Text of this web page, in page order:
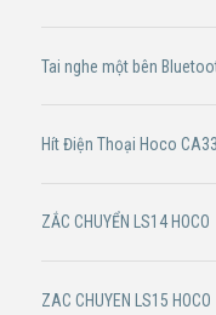
Tai nghe một bên
Hít Điện Thoại Hoco CA33
ZẮC CHUYỂN LS14 HOCO
ZAC CHUYEN LS15 HOCO